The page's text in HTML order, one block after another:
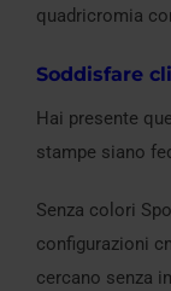
quadricromia
Soddisfare
Hai presente
stampe siano
Senza colori
configurazioni
cercano senza